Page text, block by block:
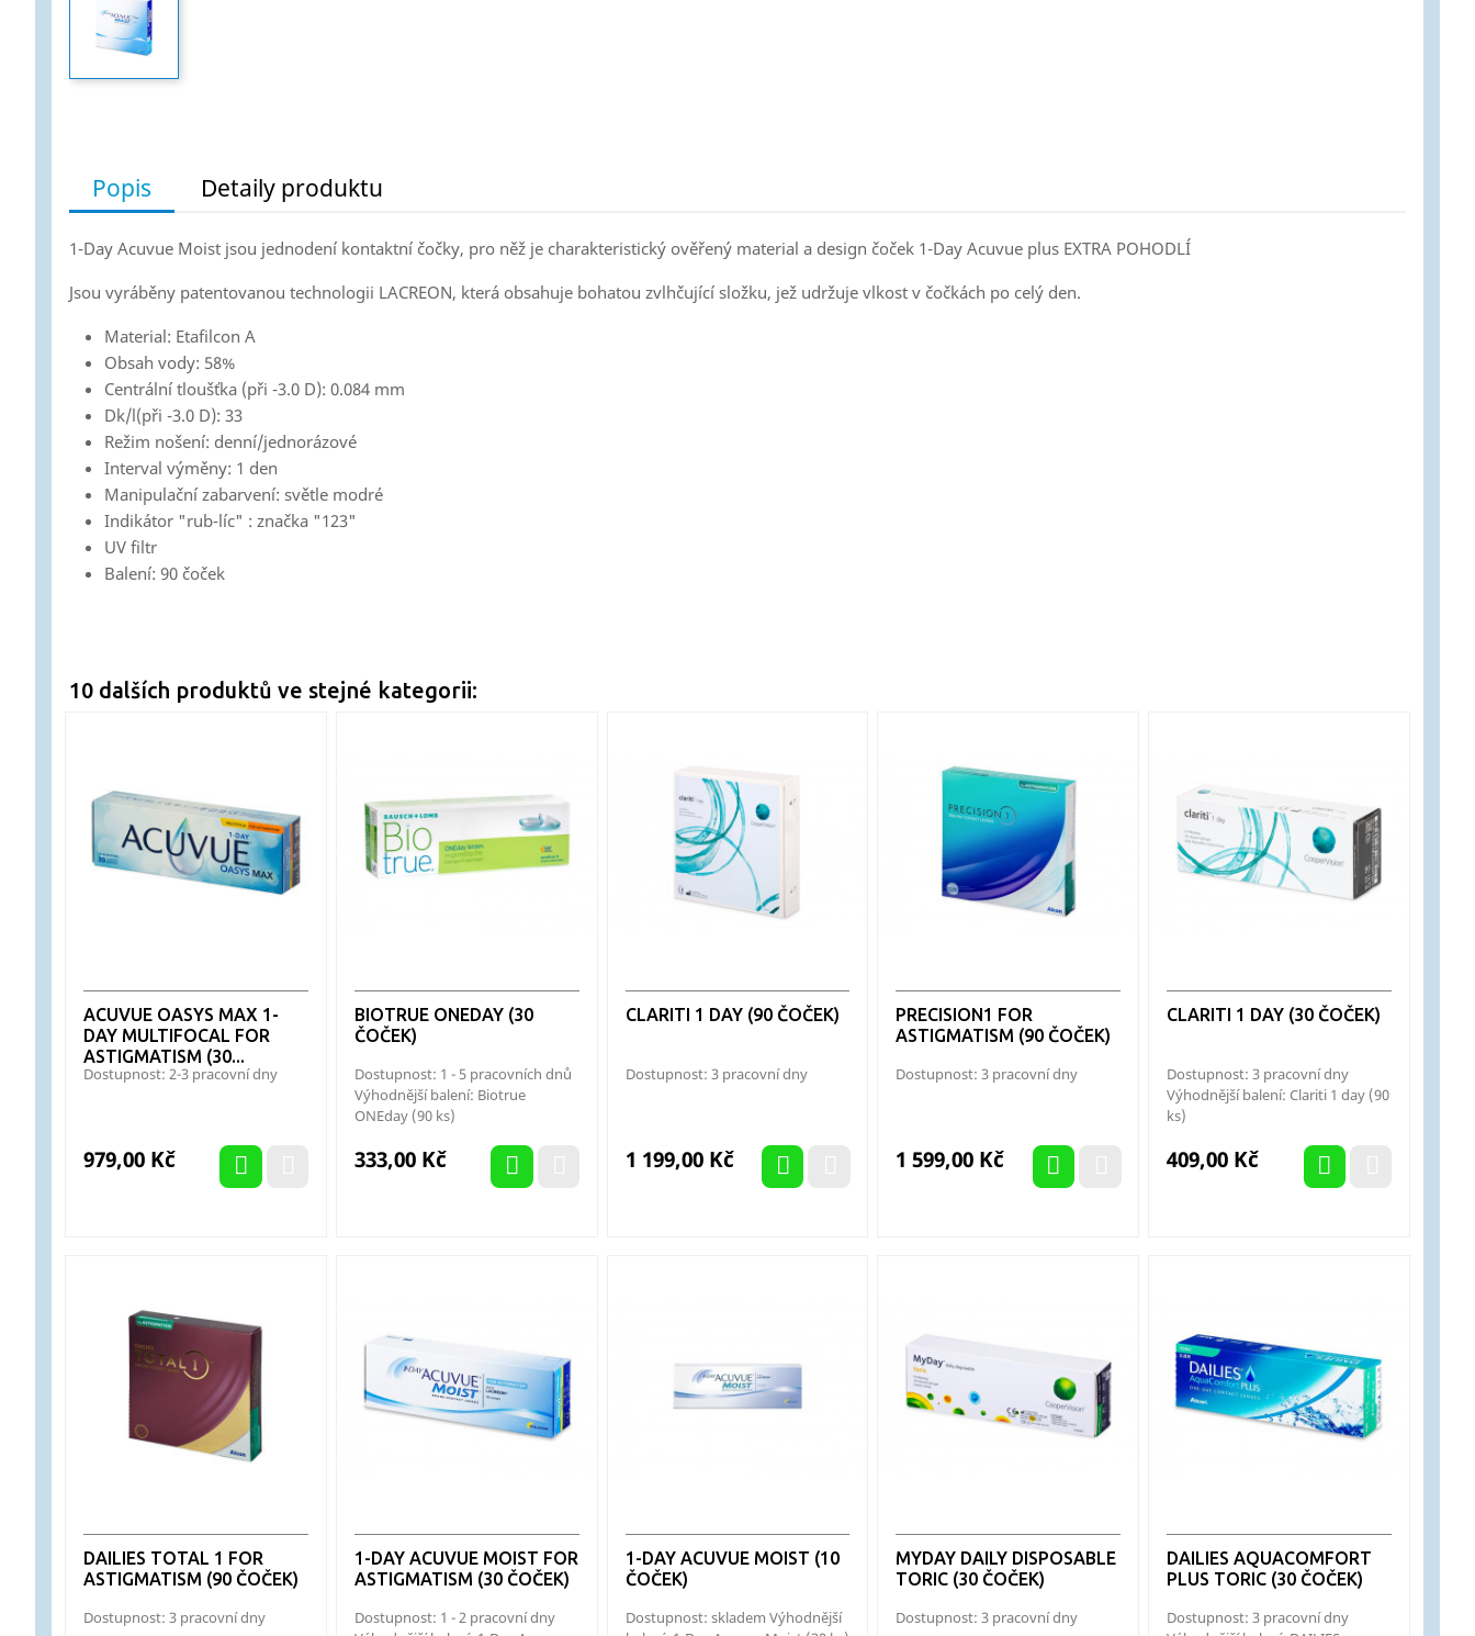
Popis Detaily produktu
1-Day Acuvue Moist jsou jednodení kontaktní čočky, pro něž je charakteristický ověřený material a design čoček 1-Day Acuvue plus EXTRA POHODLÍ
Jsou vyráběny patentovanou technologii LACREON, která obsahuje bohatou zvlhčující složku, jež udržuje vlkost v čočkách po celý den.
Material: Etafilcon A
Obsah vody: 58%
Centrální tloušťka (při -3.0 D): 0.084 mm
Dk/l(při -3.0 D): 33
Režim nošení: denní/jednorázové
Interval výměny: 1 den
Manipulační zabarvení: světle modré
Indikátor "rub-líc" : značka "123"
UV filtr
Balení: 90 čoček
10 dalších produktů ve stejné kategorii:
ACUVUE OASYS MAX 1-
DAY MULTIFOCAL FOR
ASTIGMATISM (30...
Dostupnost: 2-3 pracovní dny
Cena
979,00 Kč
BIOTRUE ONEDAY (30
ČOČEK)
Dostupnost: 1 - 5 pracovních dnů
Výhodnější balení: Biotrue
ONEday (90 ks)
Cena
333,00 Kč
CLARITI 1 DAY (90 ČOČEK)
Dostupnost: 3 pracovní dny
Cena
1 199,00 Kč
PRECISION1 FOR
ASTIGMATISM (90 ČOČEK)
Dostupnost: 3 pracovní dny
Cena
1 599,00 Kč
CLARITI 1 DAY (30 ČOČEK)
Dostupnost: 3 pracovní dny
Výhodnější balení: Clariti 1 day (90
ks)
Cena
409,00 Kč
DAILIES TOTAL 1 FOR
ASTIGMATISM (90 ČOČEK)
Dostupnost: 3 pracovní dny
1-DAY ACUVUE MOIST FOR
ASTIGMATISM (30 ČOČEK)
Dostupnost: 1 - 2 pracovní dny
1-DAY ACUVUE MOIST (10
ČOČEK)
Dostupnost: skladem Výhodnější
MYDAY DAILY DISPOSABLE
TORIC (30 ČOČEK)
Dostupnost: 3 pracovní dny
DAILIES AQUACOMFORT
PLUS TORIC (30 ČOČEK)
Dostupnost: 3 pracovní dny